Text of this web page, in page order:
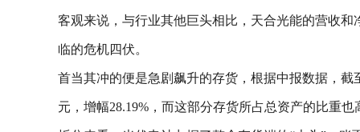
客观来说，与行业其他巨头相比，天合光能的营收
临的危机四伏。
首当其冲的便是急剧飙升的存货，根据中报数据，截
元，增幅28.19%，而这部分存货所占总资产的比重也